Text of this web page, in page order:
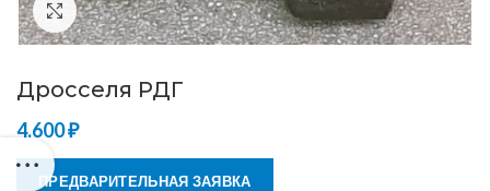
Нажмите, чтобы увеличить
Дросселя РДГ
4.600₽
ПРЕДВАРИТЕЛЬНАЯ ЗАЯВКА